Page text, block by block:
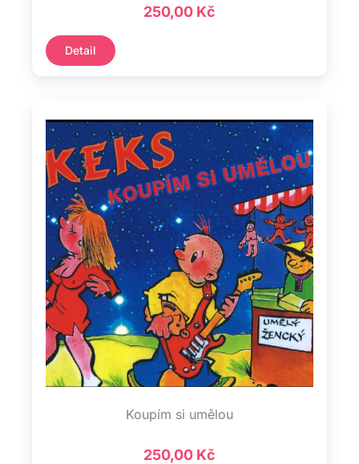
250,00 Kč
Detail
Koupím si umělou
250,00 Kč